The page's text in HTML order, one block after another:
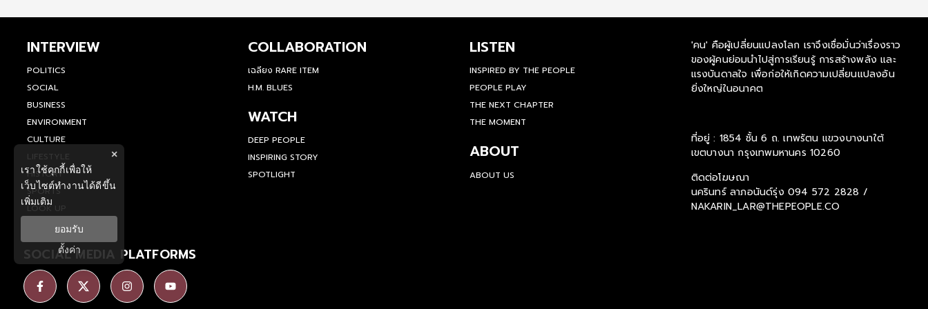
INTERVIEW
POLITICS
SOCIAL
BUSINESS
ENVIRONMENT
CULTURE
LIFESTYLE
HISTORY
SPORTS
LOOK UP
COLLABORATION
เฉลียง RARE ITEM
H.M. BLUES
WATCH
DEEP PEOPLE
INSPIRING STORY
SPOTLIGHT
LISTEN
INSPIRED BY THE PEOPLE
PEOPLE PLAY
THE NEXT CHAPTER
THE MOMENT
ABOUT
ABOUT US
'คน' คือผู้เปลี่ยนแปลงโลก เราจึงเชื่อมั่นว่าเรื่องราว
ของผู้คนย่อมนำไปสู่การเรียนรู้ การสร้างพลัง และ
แรงบันดาลใจ เพื่อก่อให้เกิดความเปลี่ยนแปลงอัน
ยิ่งใหญ่ในอนาคต
ที่อยู่ : 1854 ชั้น 6 ถ. เทพรัตน แขวงบางนาใต้
เขตบางนา กรุงเทพมหานคร 10260
ติดต่อโฆษณา
นครินทร์ ลาภอนันด์รุ่ง 094 572 2828 /
NAKARIN_LAR@THEPEOPLE.CO
SOCIAL MEDIA PLATFORMS
×
เราใช้คุกกี้เพื่อให้
เว็บไซต์ทำงานได้ดีขึ้น
เพิ่มเติม
ยอมรับ
ตั้งค่า